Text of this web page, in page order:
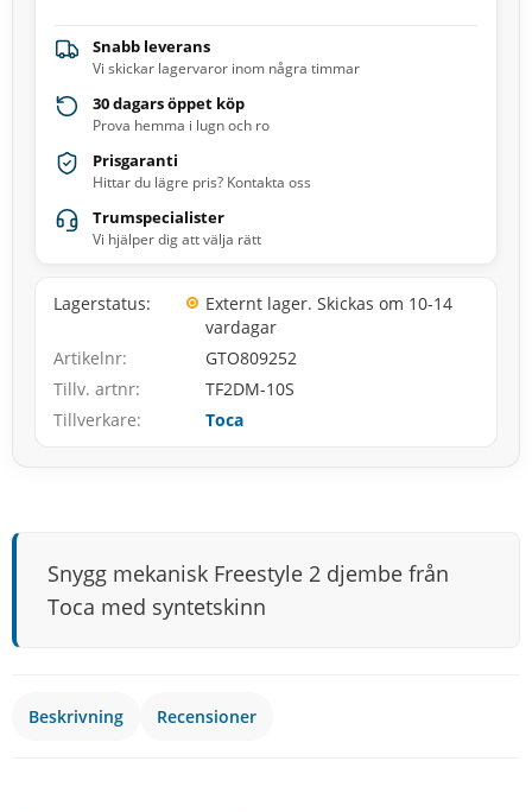
Snabb leverans
Vi skickar lagervaror inom några timmar
30 dagars öppet köp
Prova hemma i lugn och ro
Prisgaranti
Hittar du lägre pris? Kontakta oss
Trumspecialister
Vi hjälper dig att välja rätt
Lagerstatus
Externt lager. Skickas om 10-14
vardagar
Artikelnr
GTO809252
Tillv. artnr
TF2DM-10S
Tillverkare
Toca
Snygg mekanisk Freestyle 2 djembe från
Toca med syntetskinn
Beskrivning Recensioner